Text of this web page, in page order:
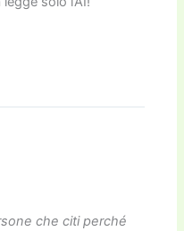
che citi perché